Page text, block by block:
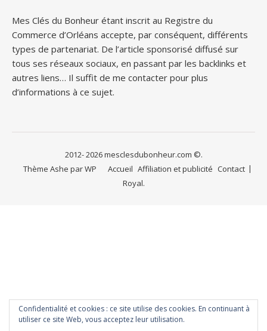
Mes Clés du Bonheur étant inscrit au Registre du
Commerce d’Orléans accepte, par conséquent, différents
types de partenariat. De l’article sponsorisé diffusé sur
tous ses réseaux sociaux, en passant par les backlinks et
autres liens… Il suffit de me contacter pour plus
d’informations à ce sujet.
2012- 2026 mesclesdubonheur.com ©.
Accueil Affiliation et publicité Contact
Thème Ashe parWP
Royal.
Confidentialité et cookies : ce site utilise des cookies. En continuant à
utiliser ce site Web, vous acceptez leur utilisation.